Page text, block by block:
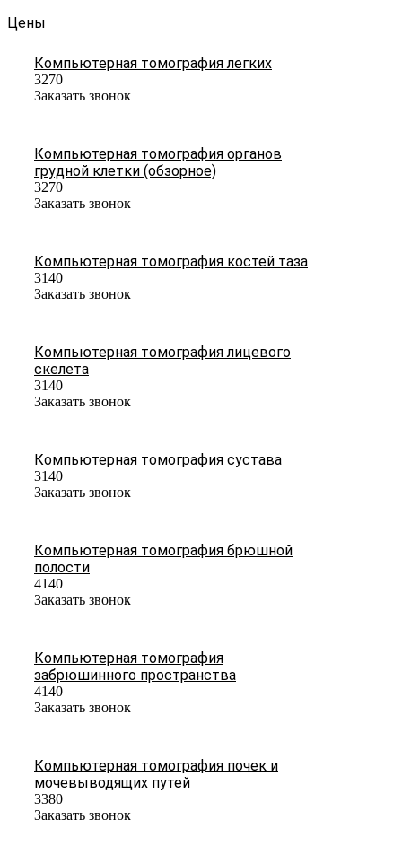
Цены
Компьютерная томография легких
3270
Заказать звонок
Компьютерная томография органов
грудной клетки (обзорное)
3270
Заказать звонок
Компьютерная томография костей таза
3140
Заказать звонок
Компьютерная томография лицевого
скелета
3140
Заказать звонок
Компьютерная томография сустава
3140
Заказать звонок
Компьютерная томография брюшной
полости
4140
Заказать звонок
Компьютерная томография
забрюшинного пространства
4140
Заказать звонок
Компьютерная томография почек и
мочевыводящих путей
3380
Заказать звонок